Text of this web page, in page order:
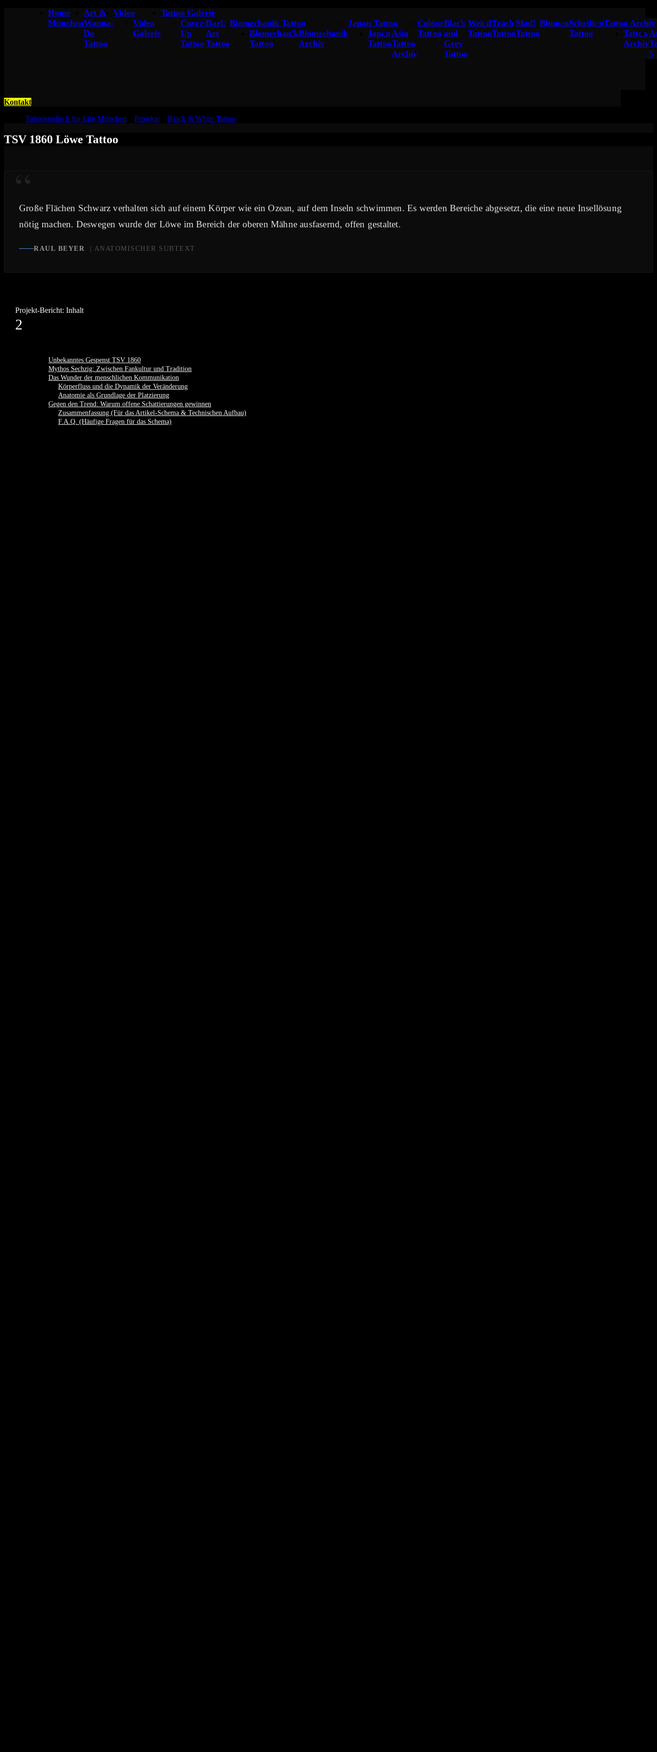
Home
München
Art &
Wanna-
Do
Tattoo
Video
Video
Galerie
Tattoo Galerie
Cover-
Up
Tattoo
Dark
Art
Tattoo
Biomechanik Tattoo
Biomechanik
Tattoo
Biomechanik
Archiv
Japan Tattoo
Japan
Tattoo
Asia
Tattoo
Archiv
Colour
Tattoo
Black
and
Grey
Tattoo
Weird
Tattoo
Trash
Tattoo
Skull
Tattoo
BlumenSchriften
Tattoo
Tattoo Archiv
Tattoo
Archiv
5
Kontakt
Tattoostudio It for Life München Projekte Black & White Tattoo
TSV 1860 Löwe Tattoo
“
Große Flächen Schwarz verhalten sich auf einem Körper wie ein Ozean, auf dem Inseln schwimmen. Es werden Bereiche abgesetzt, die eine neue Insellösung
nötig machen. Deswegen wurde der Löwe im Bereich der oberen Mähne ausfasernd, offen gestaltet.
RAUL BEYER | ANATOMISCHER SUBTEXT
Projekt-Bericht: Inhalt
2
Unbekanntes Gespenst TSV 1860
Mythos Sechzig: Zwischen Fankultur und Tradition
Das Wunder der menschlichen Kommunikation
Körperfluss und die Dynamik der Veränderung
Anatomie als Grundlage der Platzierung
Gegen den Trend: Warum offene Schattierungen gewinnen
Zusammenfassung (Für das Artikel-Schema & Technischen Aufbau)
F.A.Q. (Häufige Fragen für das Schema)